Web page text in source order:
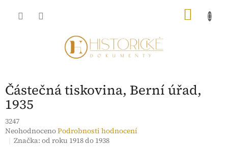
Částečná tiskovina, Berní úřad,
1935
3247
Průměrné
hodnocení
NeohodnocenoPodrobnosti hodnocení
Značka:od roku 1918 do 1938